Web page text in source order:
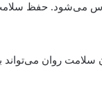
می‌شود. حفظ سلامت
سلامت روان